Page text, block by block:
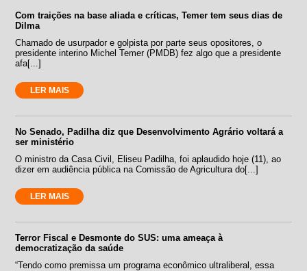
Com traições na base aliada e críticas, Temer tem seus dias de
Dilma
Chamado de usurpador e golpista por parte seus opositores, o
presidente interino Michel Temer (PMDB) fez algo que a presidente
afa[...]
LER MAIS
No Senado, Padilha diz que Desenvolvimento Agrário voltará a
ser ministério
O ministro da Casa Civil, Eliseu Padilha, foi aplaudido hoje (11), ao
dizer em audiência pública na Comissão de Agricultura do[...]
LER MAIS
Terror Fiscal e Desmonte do SUS: uma ameaça à
democratização da saúde
“Tendo como premissa um programa econômico ultraliberal, essa